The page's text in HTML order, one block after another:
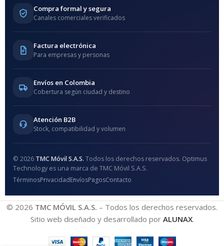
Compra formal y segura
Canales comerciales verificados
Factura electrónica
Para empresas y personas
Envíos en Colombia
Cobertura según ciudad y destino
Atención B2B
Stock, compatibilidad y volumen
© 2026 TMC Móvil S.A.S. Todos los derechos reservados. Optimus
Technology es una marca de TMC Móvil S.A.S.
TérminosPrivacidadEnvíosPagosContacto
© 2026 TMC MÓVIL S.A.S. – Todos los derechos reservados.
Sitio web diseñado y desarrollado por ALUNAX.